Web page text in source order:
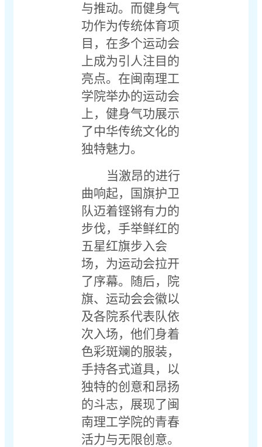
与推动。而健身气
功作为传统体育项
目，在多个运动会
上成为引人注目的
亮点。在闽南理工
学院举办的运动会
上，健身气功展示
了中华传统文化的
独特魅力。
当激昂的进行
曲响起，国旗护卫
队迈着铿锵有力的
步伐，手举鲜红的
五星红旗步入会
场，为运动会拉开
了序幕。随后，院
旗、运动会会徽以
及各院系代表队依
次入场，他们身着
色彩斑斓的服装，
手持各式道具，以
独特的创意和昂扬
的斗志，展现了闽
南理工学院的青春
活力与无限创意。